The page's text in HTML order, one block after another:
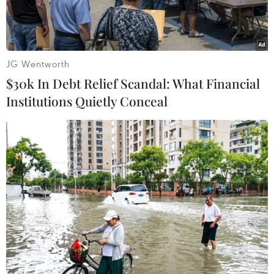
Tuyển futsal Việt Nam quyết tâm giành vé tứ kết. (Nguồn: AFC)
Đội tuyển futsal Việt Nam sẽ khép lại vòng bảng
bằng trận quyết đấu tranh vé vào tứ kết giải
futsal châu Á 2022 với tuyển futsal Nhật Bản.
JG Wentworth
$30k In Debt Relief Scandal: What Financial
Institutions Quietly Conceal